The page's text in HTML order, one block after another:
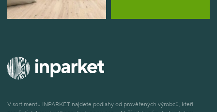
V sortimentu INPARKET najdete podlahy od prověřených výrobců, kteří